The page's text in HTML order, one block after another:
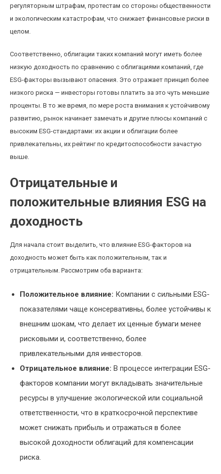
регуляторным штрафам, протестам со стороны общественности
и экологическим катастрофам, что снижает финансовые риски в
целом.
Соответственно, облигации таких компаний могут иметь более
низкую доходность по сравнению с облигациями компаний, где
ESG-факторы вызывают опасения. Это отражает принцип более
низкого риска — инвесторы готовы платить за это чуть меньшие
проценты. В то же время, по мере роста внимания к устойчивому
развитию, рынок начинает замечать и другие плюсы компаний с
высоким ESG-стандартами: их акции и облигации более
привлекательны, их рейтинг по кредитоспособности зачастую
выше.
Отрицательные и
положительные влияния ESG на
доходность
Для начала стоит выделить, что влияние ESG-факторов на
доходность может быть как положительным, так и
отрицательным. Рассмотрим оба варианта:
Положительное влияние: Компании с сильными ESG-
показателями чаще консервативны, более устойчивы к
внешним шокам, что делает их ценные бумаги менее
рисковыми и, соответственно, более
привлекательными для инвесторов.
Отрицательное влияние: В процессе интеграции ESG-
факторов компании могут вкладывать значительные
ресурсы в улучшение экологической или социальной
ответственности, что в краткосрочной перспективе
может снижать прибыль и отражаться в более
высокой доходности облигаций для компенсации
риска.